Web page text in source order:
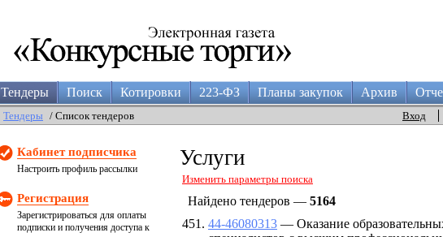
Тендеры Поиск Котировки 223-ФЗ Планы закупок Архив
Вход
Тендеры / Список тендеров
Кабинет подписчика
Настроить профиль рассылки
Регистрация
Зарегистрироваться для оплаты
подписки и получения доступа к
Услуги
Изменить параметры поиска
Найдено тендеров — 5164
44-46080313 — Оказание